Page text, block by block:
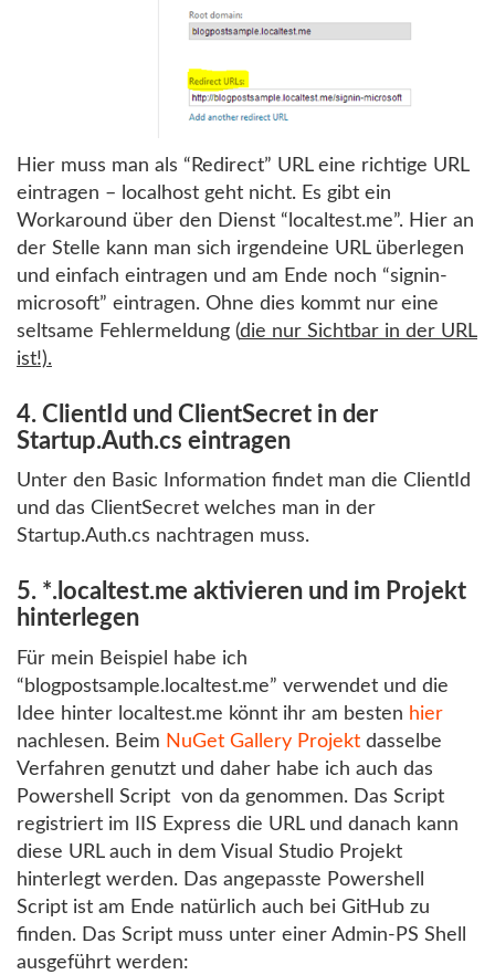
Hier muss man als “Redirect” URL eine richtige URL
eintragen – localhost geht nicht. Es gibt ein
Workaround über den Dienst “localtest.me”. Hier an
der Stelle kann man sich irgendeine URL überlegen
und einfach eintragen und am Ende noch “signin-
microsoft” eintragen. Ohne dies kommt nur eine
seltsame Fehlermeldung (die nur Sichtbar in der URL
ist!).
4. ClientId und ClientSecret in der
Startup.Auth.cs eintragen
Unter den Basic Information findet man die ClientId
und das ClientSecret welches man in der
Startup.Auth.cs nachtragen muss.
5. *.localtest.me aktivieren und im Projekt
hinterlegen
Für mein Beispiel habe ich
“blogpostsample.localtest.me” verwendet und die
Idee hinter localtest.me könnt ihr am besten hier
nachlesen. Beim NuGet Gallery Projekt dasselbe
Verfahren genutzt und daher habe ich auch das
Powershell Script von da genommen. Das Script
registriert im IIS Express die URL und danach kann
diese URL auch in dem Visual Studio Projekt
hinterlegt werden. Das angepasste Powershell
Script ist am Ende natürlich auch bei GitHub zu
finden. Das Script muss unter einer Admin-PS Shell
ausgeführt werden: